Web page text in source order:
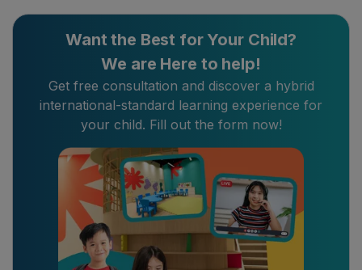
Want the Best for Your Child?
We are Here to help!
Get free consultation and discover a hybrid
international-standard learning experience for
your child. Fill out the form now!